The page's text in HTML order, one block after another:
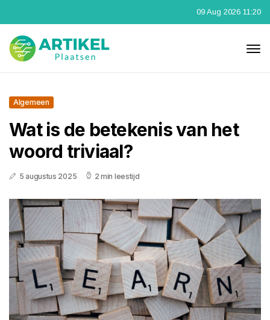
09 Aug 2026 11:20
Algemeen
Wat is de betekenis van het
woord triviaal?
5 augustus 2025 2 min leestijd